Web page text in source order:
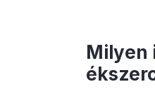
Milyen